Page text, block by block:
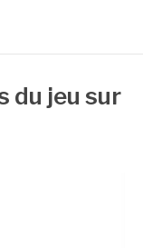
du jeu sur